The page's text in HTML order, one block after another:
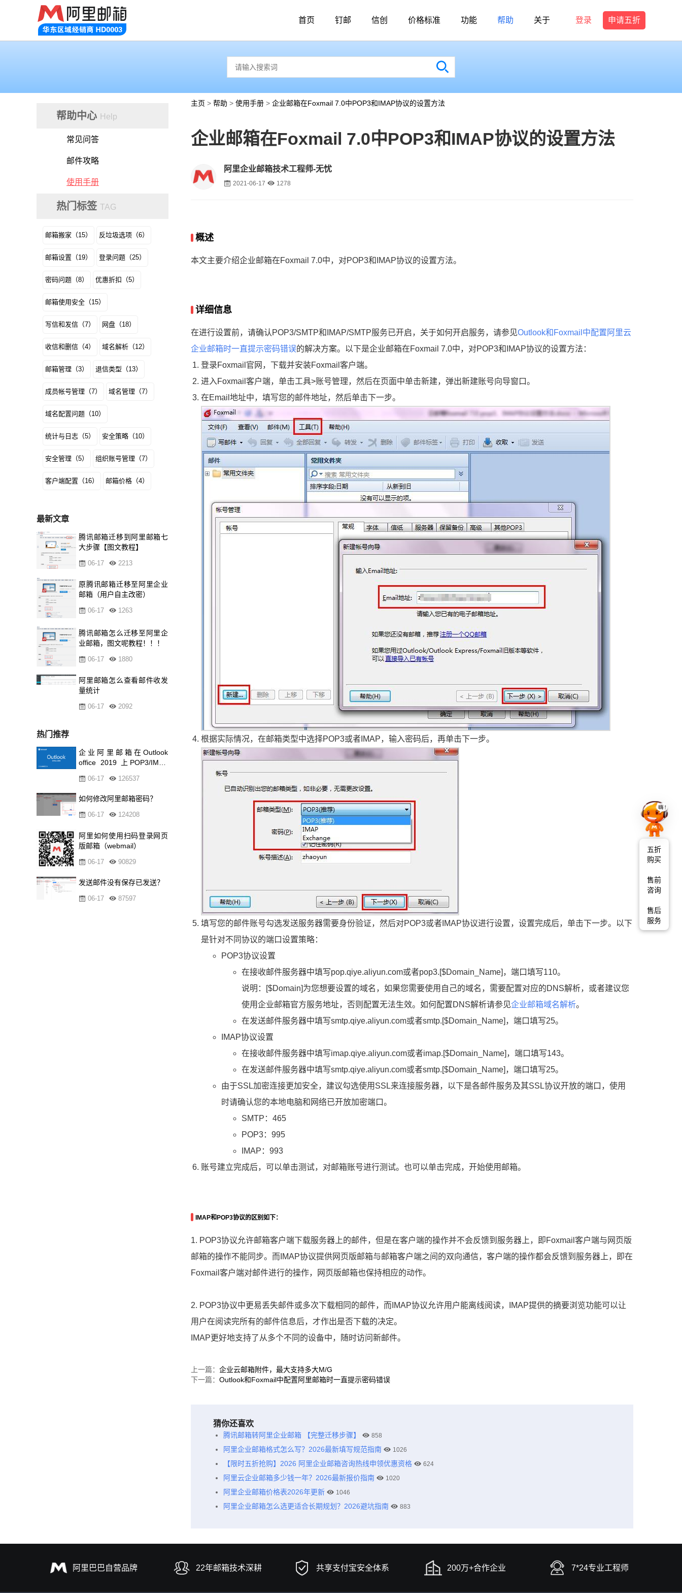
首页 钉邮 信创 价格标准 功能 帮助 关于 登录 申请五折
主页 > 帮助 > 使用手册 > 企业邮箱在Foxmail 7.0中POP3和IMAP协议的设置方法
企业邮箱在Foxmail 7.0中POP3和IMAP协议的设置方法
阿里企业邮箱技术工程师-无忧
2021-06-17 1278
概述
本文主要介绍企业邮箱在Foxmail 7.0中，对POP3和IMAP协议的设置方法。
详细信息
在进行设置前，请确认POP3/SMTP和IMAP/SMTP服务已开启，关于如何开启服务，请参见Outlook和Foxmail中配置阿里云
企业邮箱时一直提示密码错误的解决方案。以下是企业邮箱在Foxmail 7.0中，对POP3和IMAP协议的设置方法：
登录Foxmail官网，下载并安装Foxmail客户端。
进入Foxmail客户端，单击工具>账号管理，然后在页面中单击新建，弹出新建账号向导窗口。
在Email地址中，填写您的邮件地址，然后单击下一步。
根据实际情况，在邮箱类型中选择POP3或者IMAP，输入密码后，再单击下一步。
填写您的邮件账号勾选发送服务器需要身份验证，然后对POP3或者IMAP协议进行设置，设置完成后，单击下一步。以下
是针对不同协议的端口设置策略：
POP3协议设置
在接收邮件服务器中填写pop.qiye.aliyun.com或者pop3.[$Domain_Name]，端口填写110。
说明：[$Domain]为您想要设置的域名，如果您需要使用自己的域名，需要配置对应的DNS解析，或者建议您
使用企业邮箱官方服务地址，否则配置无法生效。如何配置DNS解析请参见企业邮箱域名解析。
在发送邮件服务器中填写smtp.qiye.aliyun.com或者smtp.[$Domain_Name]，端口填写25。
IMAP协议设置
在接收邮件服务器中填写imap.qiye.aliyun.com或者imap.[$Domain_Name]，端口填写143。
在发送邮件服务器中填写smtp.qiye.aliyun.com或者smtp.[$Domain_Name]，端口填写25。
由于SSL加密连接更加安全，建议勾选使用SSL来连接服务器，以下是各邮件服务及其SSL协议开放的端口，使用
时请确认您的本地电脑和网络已开放加密端口。
SMTP：465
POP3：995
IMAP：993
账号建立完成后，可以单击测试，对邮箱账号进行测试。也可以单击完成，开始使用邮箱。
IMAP和POP3协议的区别如下：
1. POP3协议允许邮箱客户端下载服务器上的邮件，但是在客户端的操作并不会反馈到服务器上，即Foxmail客户端与网页版
邮箱的操作不能同步。而IMAP协议提供网页版邮箱与邮箱客户端之间的双向通信，客户端的操作都会反馈到服务器上，即在
Foxmail客户端对邮件进行的操作，网页版邮箱也保持相应的动作。
2. POP3协议中更易丢失邮件或多次下载相同的邮件，而IMAP协议允许用户能离线阅读，IMAP提供的摘要浏览功能可以让
用户在阅读完所有的邮件信息后，才作出是否下载的决定。
IMAP更好地支持了从多个不同的设备中，随时访问新邮件。
上一篇： 企业云邮箱附件，最大支持多大M/G
下一篇： Outlook和Foxmail中配置阿里邮箱时一直提示密码错误
猜你还喜欢
腾讯邮箱转阿里企业邮箱 【完整迁移步骤】 858
阿里企业邮箱格式怎么写？2026最新填写规范指南 1026
【限时五折抢购】2026 阿里企业邮箱咨询热线申领优惠资格 624
阿里云企业邮箱多少钱一年？2026最新报价指南 1020
阿里企业邮箱价格表2026年更新 1046
阿里企业邮箱怎么选更适合长期规划？2026避坑指南 883
帮助中心 Help
常见问答
邮件攻略
使用手册
热门标签 TAG
邮箱搬家（15） 反垃圾选项（6）
邮箱设置（19） 登录问题（25）
密码问题（8） 优惠折扣（5）
邮箱使用安全（15）
写信和发信（7） 网盘（18）
收信和删信（4） 域名解析（12）
邮箱管理（3） 退信类型（13）
成员帐号管理（7） 域名管理（7）
域名配置问题（10）
统计与日志（5） 安全策略（10）
安全管理（5） 组织账号管理（7）
客户端配置（16） 邮箱价格（4）
最新文章
腾讯邮箱迁移到阿里邮箱七
大步骤【图文教程】
06-17 2213
原腾讯邮箱迁移至阿里企业
邮箱（用户自主改密）
06-17 1263
腾讯邮箱怎么迁移至阿里企
业邮箱，图文呢教程！！！
06-17 1880
阿里邮箱怎么查看邮件收发
量统计
06-17 2092
热门推荐
企业阿里邮箱在Outlook
office 2019 上POP3/IMAP
06-17 126537
如何修改阿里邮箱密码？
06-17 124208
阿里如何使用扫码登录网页
版邮箱（webmail）
06-17 90829
发送邮件没有保存已发送？
06-17 87597
阿里巴巴自营品牌 22年邮箱技术深耕 共享支付宝安全体系 200万+合作企业 7*24专业工程师
五折
购买
售前
咨询
售后
服务